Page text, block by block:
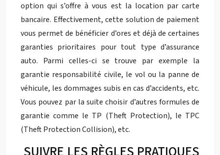
option qui s’offre à vous est la location par carte
bancaire. Effectivement, cette solution de paiement
vous permet de bénéficier d’ores et déjà de certaines
garanties prioritaires pour tout type d’assurance
auto. Parmi celles-ci se trouve par exemple la
garantie responsabilité civile, le vol ou la panne de
véhicule, les dommages subis en cas d’accidents, etc.
Vous pouvez par la suite choisir d’autres formules de
garantie comme le TP (Theft Protection), le TPC
(Theft Protection Collision), etc.